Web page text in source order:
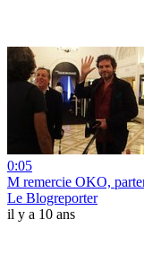
0:05
M remercie OKO,
Le Blogreporter
il y a 10 ans